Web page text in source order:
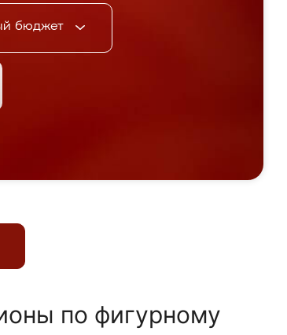
бюджет
по фигурному